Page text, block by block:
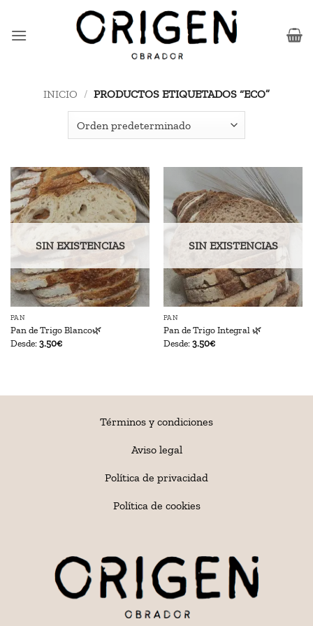
contenido
INICIO / PRODUCTOS ETIQUETADOS “ECO”
SIN EXISTENCIAS
PAN
Pan de Trigo Blanco🌿
Desde:3.50€
SIN EXISTENCIAS
PAN
Pan de Trigo Integral 🌿
Desde:3.50€
Términos y condiciones
Aviso legal
Política de privacidad
Política de cookies